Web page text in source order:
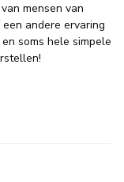
mensen van
andere ervaring
soms hele simpele